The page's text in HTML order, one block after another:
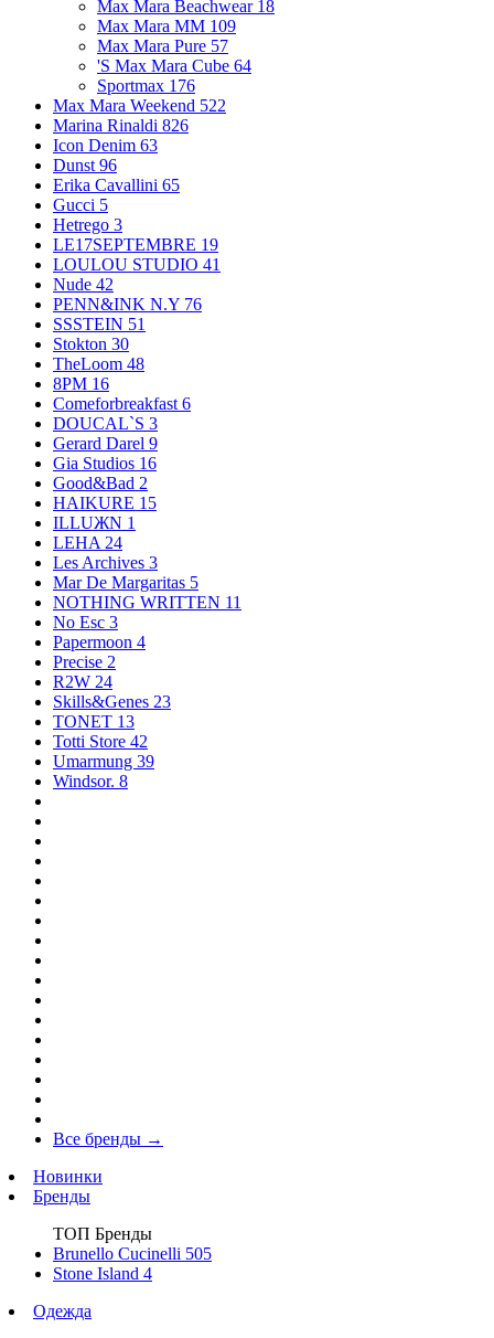
Max Mara Beachwear 18
Max Mara MM 109
Max Mara Pure 57
'S Max Mara Cube 64
Sportmax 176
Max Mara Weekend 522
Marina Rinaldi 826
Icon Denim 63
Dunst 96
Erika Cavallini 65
Gucci 5
Hetrego 3
LE17SEPTEMBRE 19
LOULOU STUDIO 41
Nude 42
PENN&INK N.Y 76
SSSTEIN 51
Stokton 30
TheLoom 48
8PM 16
Comeforbreakfast 6
DOUCAL`S 3
Gerard Darel 9
Gia Studios 16
Good&Bad 2
HAIKURE 15
ILLUЖN 1
LEHA 24
Les Archives 3
Mar De Margaritas 5
NOTHING WRITTEN 11
No Esc 3
Papermoon 4
Precise 2
R2W 24
Skills&Genes 23
TONET 13
Totti Store 42
Umarmung 39
Windsor. 8
Все бренды →
Новинки
Бренды
ТОП Бренды
Brunello Cucinelli 505
Stone Island 4
Одежда